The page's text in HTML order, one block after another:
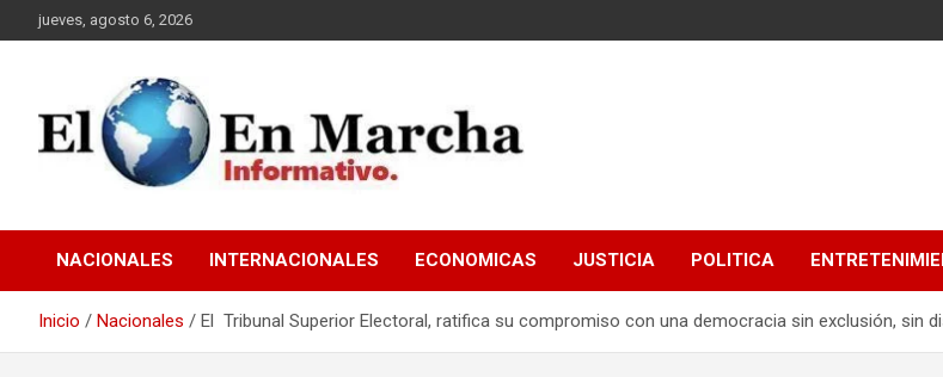
Saltar
al
jueves, agosto 6, 2026
elmundoenmarcha.net
NACIONALES INTERNACIONALES ECONOMICAS JUSTICIA POLITICA
Inicio Nacionales El Tribunal Superior Electoral, ratifica su compromiso con una democracia sin exclusión, sin